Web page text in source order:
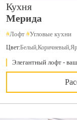
Кухня
Мерида
#Лофт #Угловые кухни
Цвет:Белый,Коричневый,
Элегантный лофт -